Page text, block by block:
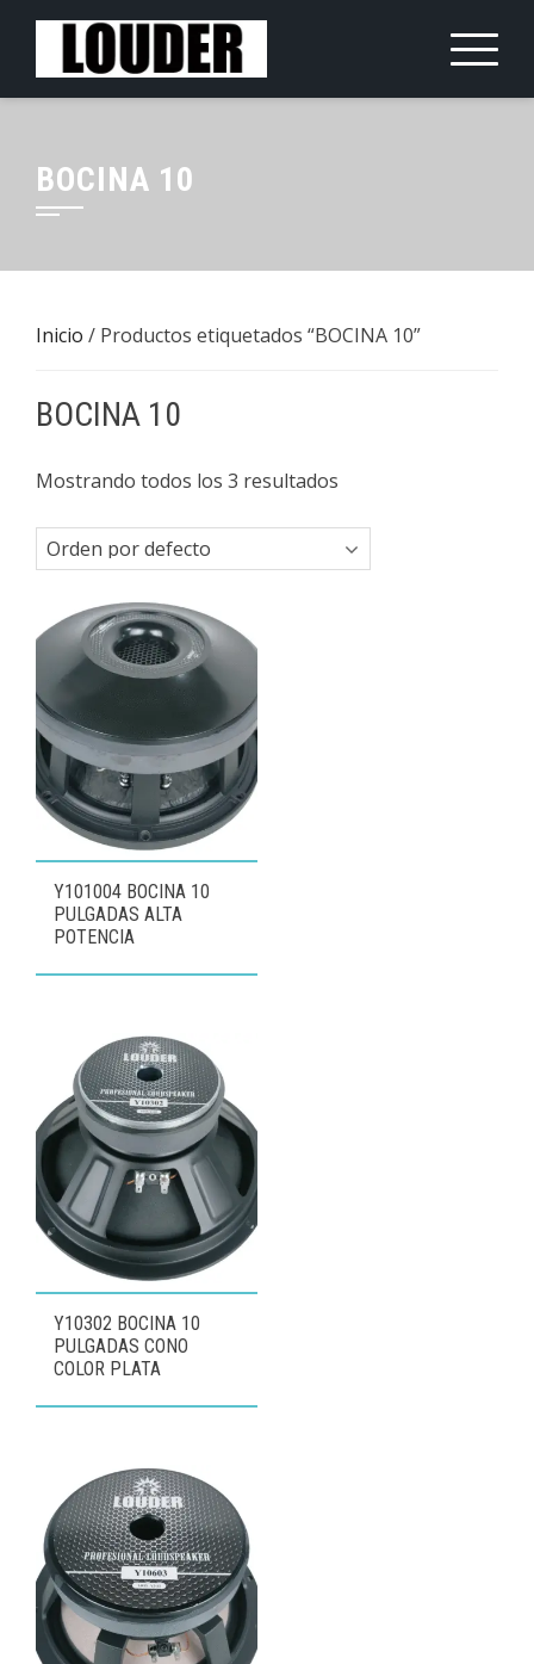
Saltar
contenido
BOCINA 10
Inicio / Productos etiquetados “BOCINA 10”
BOCINA 10
Mostrando todos los 3 resultados
Y101004 BOCINA 10
PULGADAS ALTA
POTENCIA
Y10302 BOCINA 10
PULGADAS CONO
COLOR PLATA